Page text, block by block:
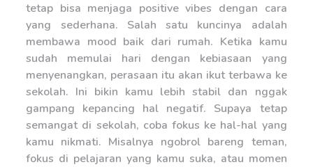
tetap bisa menjaga positive vibes dengan cara
yang sederhana. Salah satu kuncinya adalah
membawa mood baik dari rumah. Ketika kamu
sudah memulai hari dengan kebiasaan yang
menyenangkan, perasaan itu akan ikut terbawa ke
sekolah. Ini bikin kamu lebih stabil dan nggak
gampang kepancing hal negatif. Supaya tetap
semangat di sekolah, coba fokus ke hal-hal yang
kamu nikmati. Misalnya ngobrol bareng teman,
fokus di pelajaran yang kamu suka, atau momen